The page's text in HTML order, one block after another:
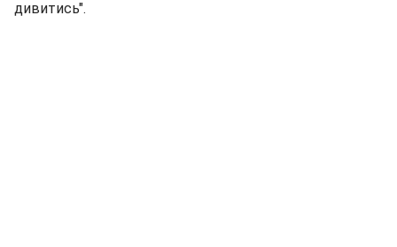
дивитись".